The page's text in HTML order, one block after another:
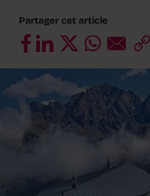
Partager cet article